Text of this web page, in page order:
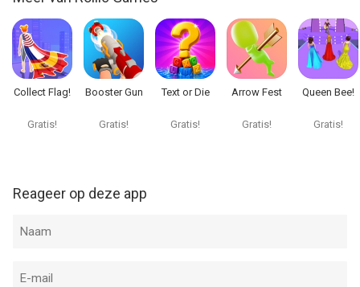
Collect Flag!
Gratis!
Booster Gun
Gratis!
Text or Die
Gratis!
Arrow Fest
Gratis!
Queen Bee!
Gratis!
Reageer op deze app